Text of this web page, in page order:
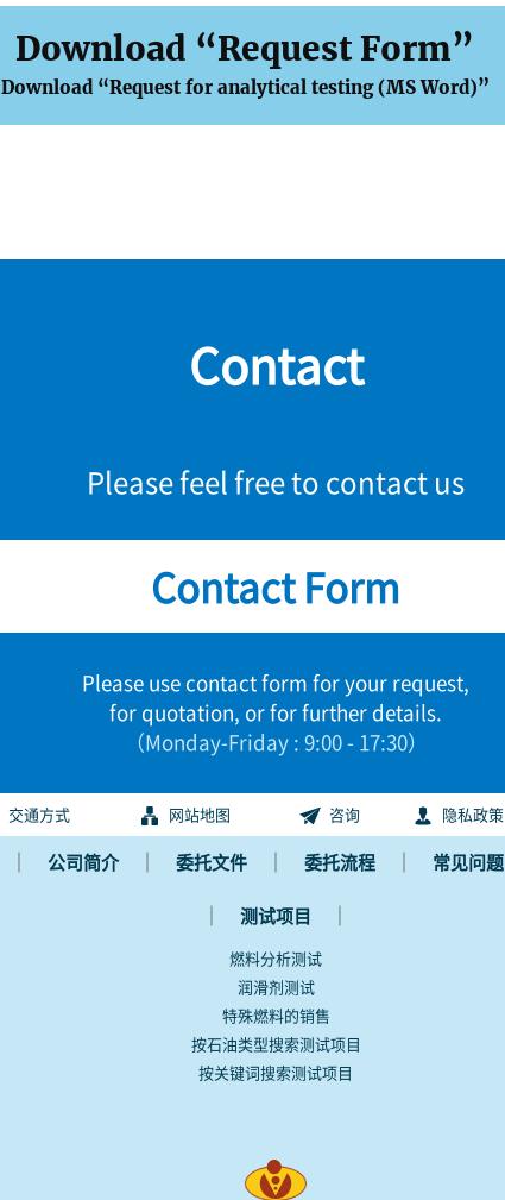
Download “Request Form”
Download “Request for analytical testing (MS Word)”
Contact
Please feel free to contact us
Contact Form
Please use contact form for your request,
for quotation, or for further details.
（Monday-Friday : 9:00 - 17:30）
交通方式 网站地图 咨询 隐私政策
公司简介｜ 委托文件 委托流程 常见问题
测试项目
燃料分析测试
润滑剂测试
特殊燃料的销售
按石油类型搜索测试项目
按关键词搜索测试项目